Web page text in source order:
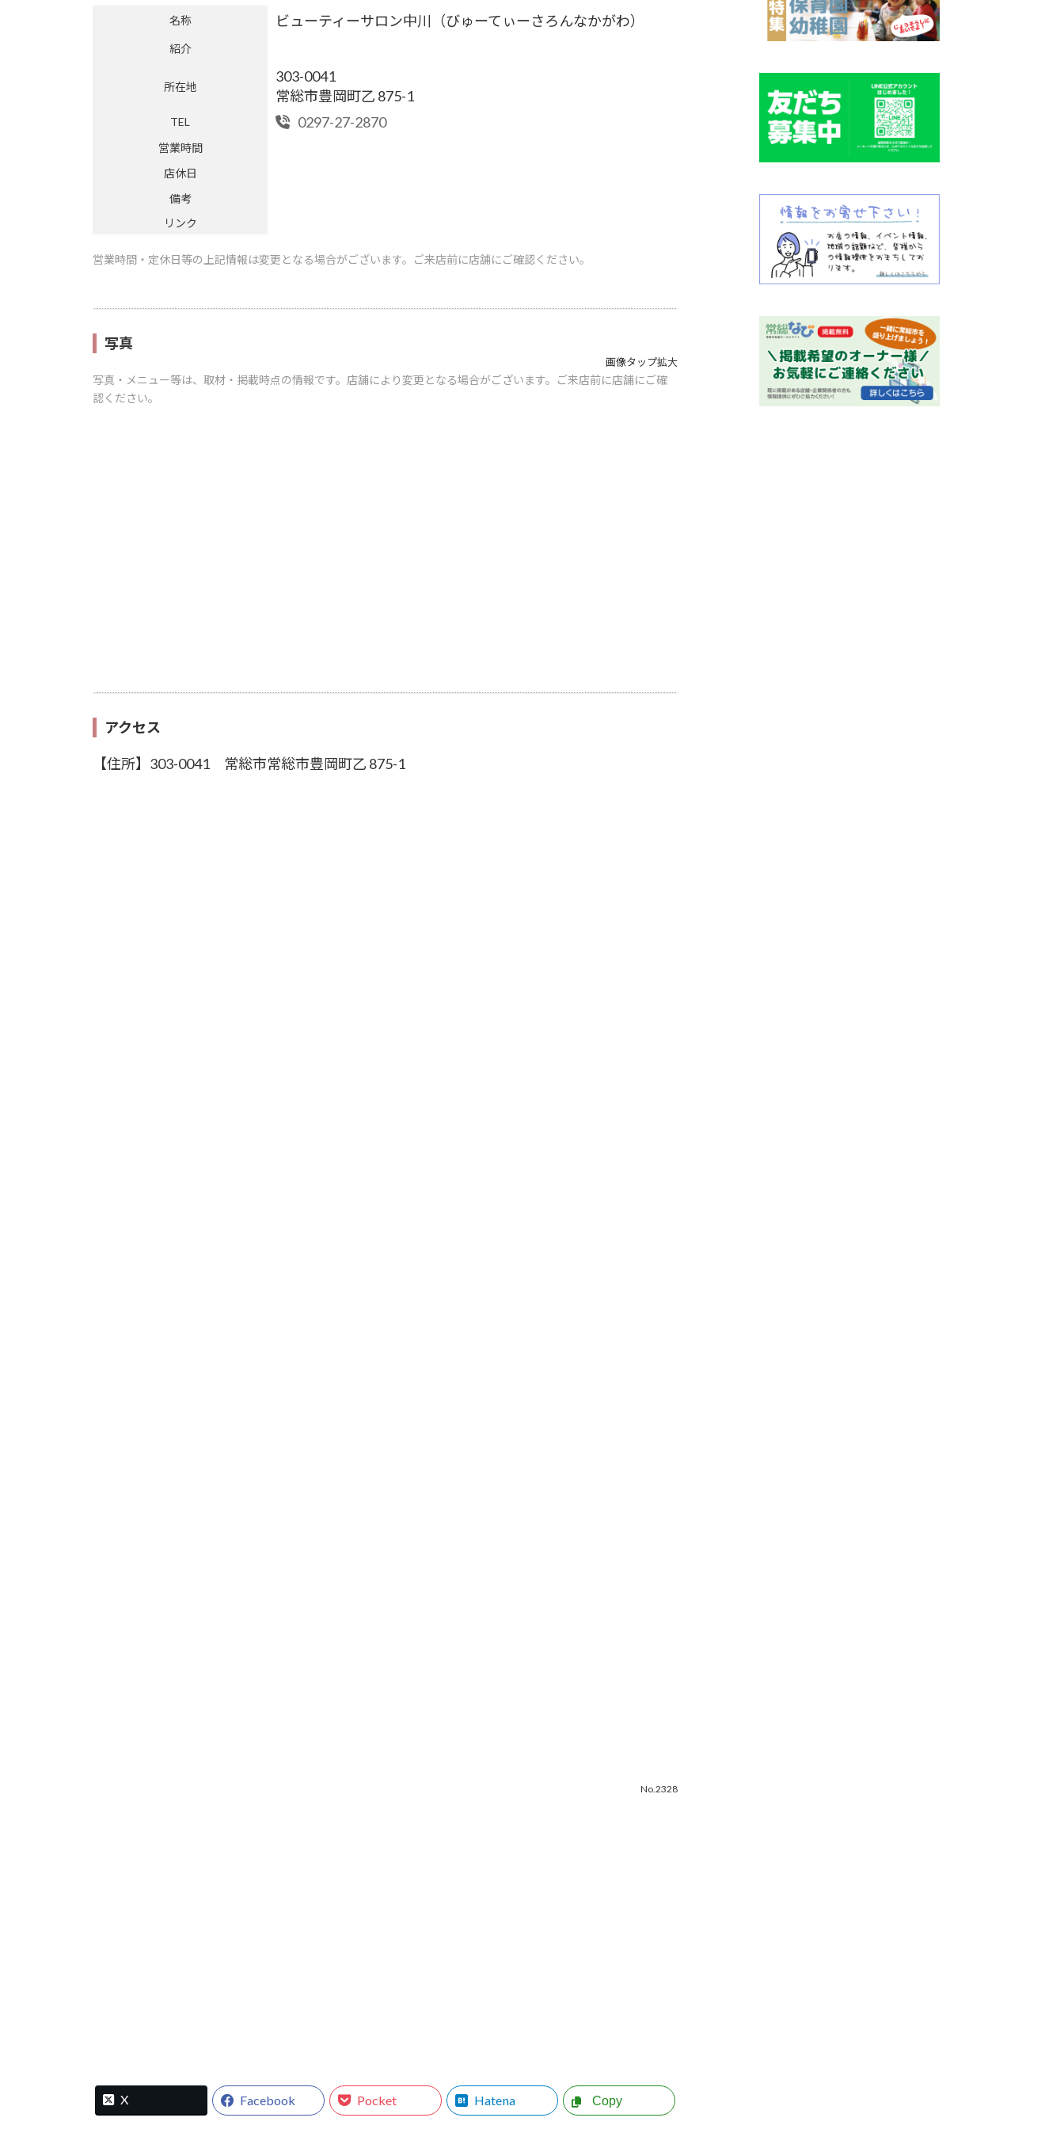
名称 ビューティーサロン中川（びゅーてぃーさろんなかがわ）
紹介
所在地
303-0041
常総市豊岡町乙 875-1
TEL 0297-27-2870
営業時間
店休日
備考
リンク
営業時間・定休日等の上記情報は変更となる場合がございます。ご来店前に店舗にご確認ください。
写真
画像タップ拡大
写真・メニュー等は、取材・掲載時点の情報です。店舗により変更となる場合がございます。ご来店前に店舗にご確
認ください。
アクセス
【住所】303-0041 常総市常総市豊岡町乙 875-1
No.2328
Facebook
X Hatena
Pocket Copy